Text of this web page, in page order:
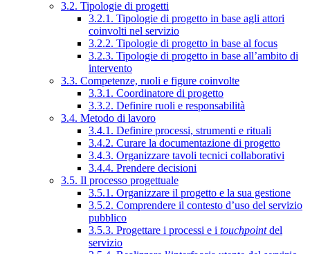
3.2. Tipologie di progetti
3.2.1. Tipologie di progetto in base agli attori
coinvolti nel servizio
3.2.2. Tipologie di progetto in base al focus
3.2.3. Tipologie di progetto in base all’ambito di
intervento
3.3. Competenze, ruoli e figure coinvolte
3.3.1. Coordinatore di progetto
3.3.2. Definire ruoli e responsabilità
3.4. Metodo di lavoro
3.4.1. Definire processi, strumenti e rituali
3.4.2. Curare la documentazione di progetto
3.4.3. Organizzare tavoli tecnici collaborativi
3.4.4. Prendere decisioni
3.5. Il processo progettuale
3.5.1. Organizzare il progetto e la sua gestione
3.5.2. Comprendere il contesto d’uso del servizio
pubblico
3.5.3. Progettare i processi e i touchpointdel
servizio